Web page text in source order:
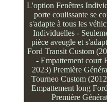
L'option Fenêtres
porte coulissante se
s'adapte à tous les
Individuelles -
pièce aveugle et
Ford Transit Custom
- Empattement court
2023) Première
Tourneo Custom
Empattement long
Première